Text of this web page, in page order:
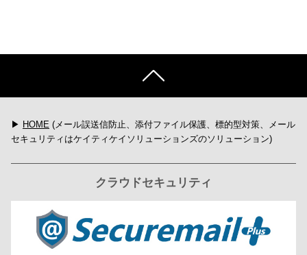
▶ HOME (メール誤送信防止、添付ファイル保護、標的型対策、メール
セキュリティはケイティケイソリューションズのソリューション)
クラウドセキュリティ